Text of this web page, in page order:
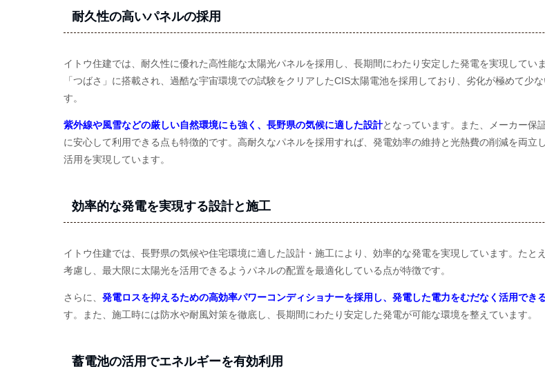
耐久性の高いパネルの採用
イトウ住建では、耐久性に優れた高性能な太陽光パネルを採用し、長期間にわたり安定した発電を実現してい
「つばさ」に搭載され、過酷な宇宙環境での試験をクリアしたCIS太陽電池を採用しており、劣化が極めて少
す。
紫外線や風雪などの厳しい自然環境にも強く、長野県の気候に適した設計となっています。また、メーカー保
に安心して利用できる点も特徴的です。高耐久なパネルを採用すれば、発電効率の維持と光熱費の削減を両立
活用を実現しています。
効率的な発電を実現する設計と施工
イトウ住建では、長野県の気候や住宅環境に適した設計・施工により、効率的な発電を実現しています。たと
考慮し、最大限に太陽光を活用できるようパネルの配置を最適化している点が特徴です。
さらに、発電ロスを抑えるための高効率パワーコンディショナーを採用し、発電した電力をむだなく活用でき
す。また、施工時には防水や耐風対策を徹底し、長期間にわたり安定した発電が可能な環境を整えています。
蓄電池の活用でエネルギーを有効利用